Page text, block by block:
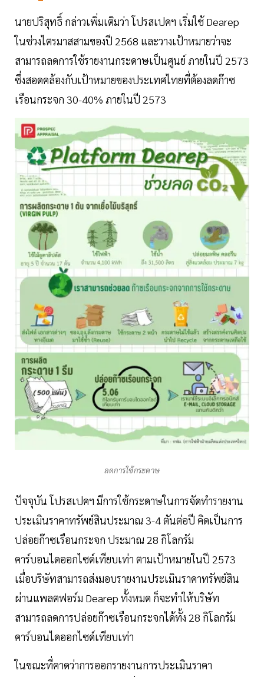
นายปริสุทธิ์ กล่าวเพิ่มเติมว่า โปรสเปคฯ เริ่มใช้ Dearep
ในช่วงไตรมาสสามของปี 2568 และวางเป้าหมายว่าจะ
สามารถลดการใช้รายงานกระดาษเป็นศูนย์ ภายในปี 2573
ซึ่งสอดคล้องกับเป้าหมายของประเทศไทยที่ต้องลดก๊าซ
เรือนกระจก 30-40% ภายในปี 2573
ลดการใช้กระดาษ
ปัจจุบัน โปรสเปคฯ มีการใช้กระดาษในการจัดทำรายงาน
ประเมินราคาทรัพย์สินประมาณ 3-4 ตันต่อปี คิดเป็นการ
ปล่อยก๊าซเรือนกระจก ประมาณ 28 กิโลกรัม
คาร์บอนไดออกไซด์เทียบเท่า ตามเป้าหมายในปี 2573
เมื่อบริษัทสามารถส่งมอบรายงานประเมินราคาทรัพย์สิน
ผ่านแพลตฟอร์ม Dearep ทั้งหมด ก็จะทำให้บริษัท
สามารถลดการปล่อยก๊าซเรือนกระจกได้ทั้ง 28 กิโลกรัม
คาร์บอนไดออกไซด์เทียบเท่า
ในขณะที่คาดว่าการออกรายงานการประเมินราคา